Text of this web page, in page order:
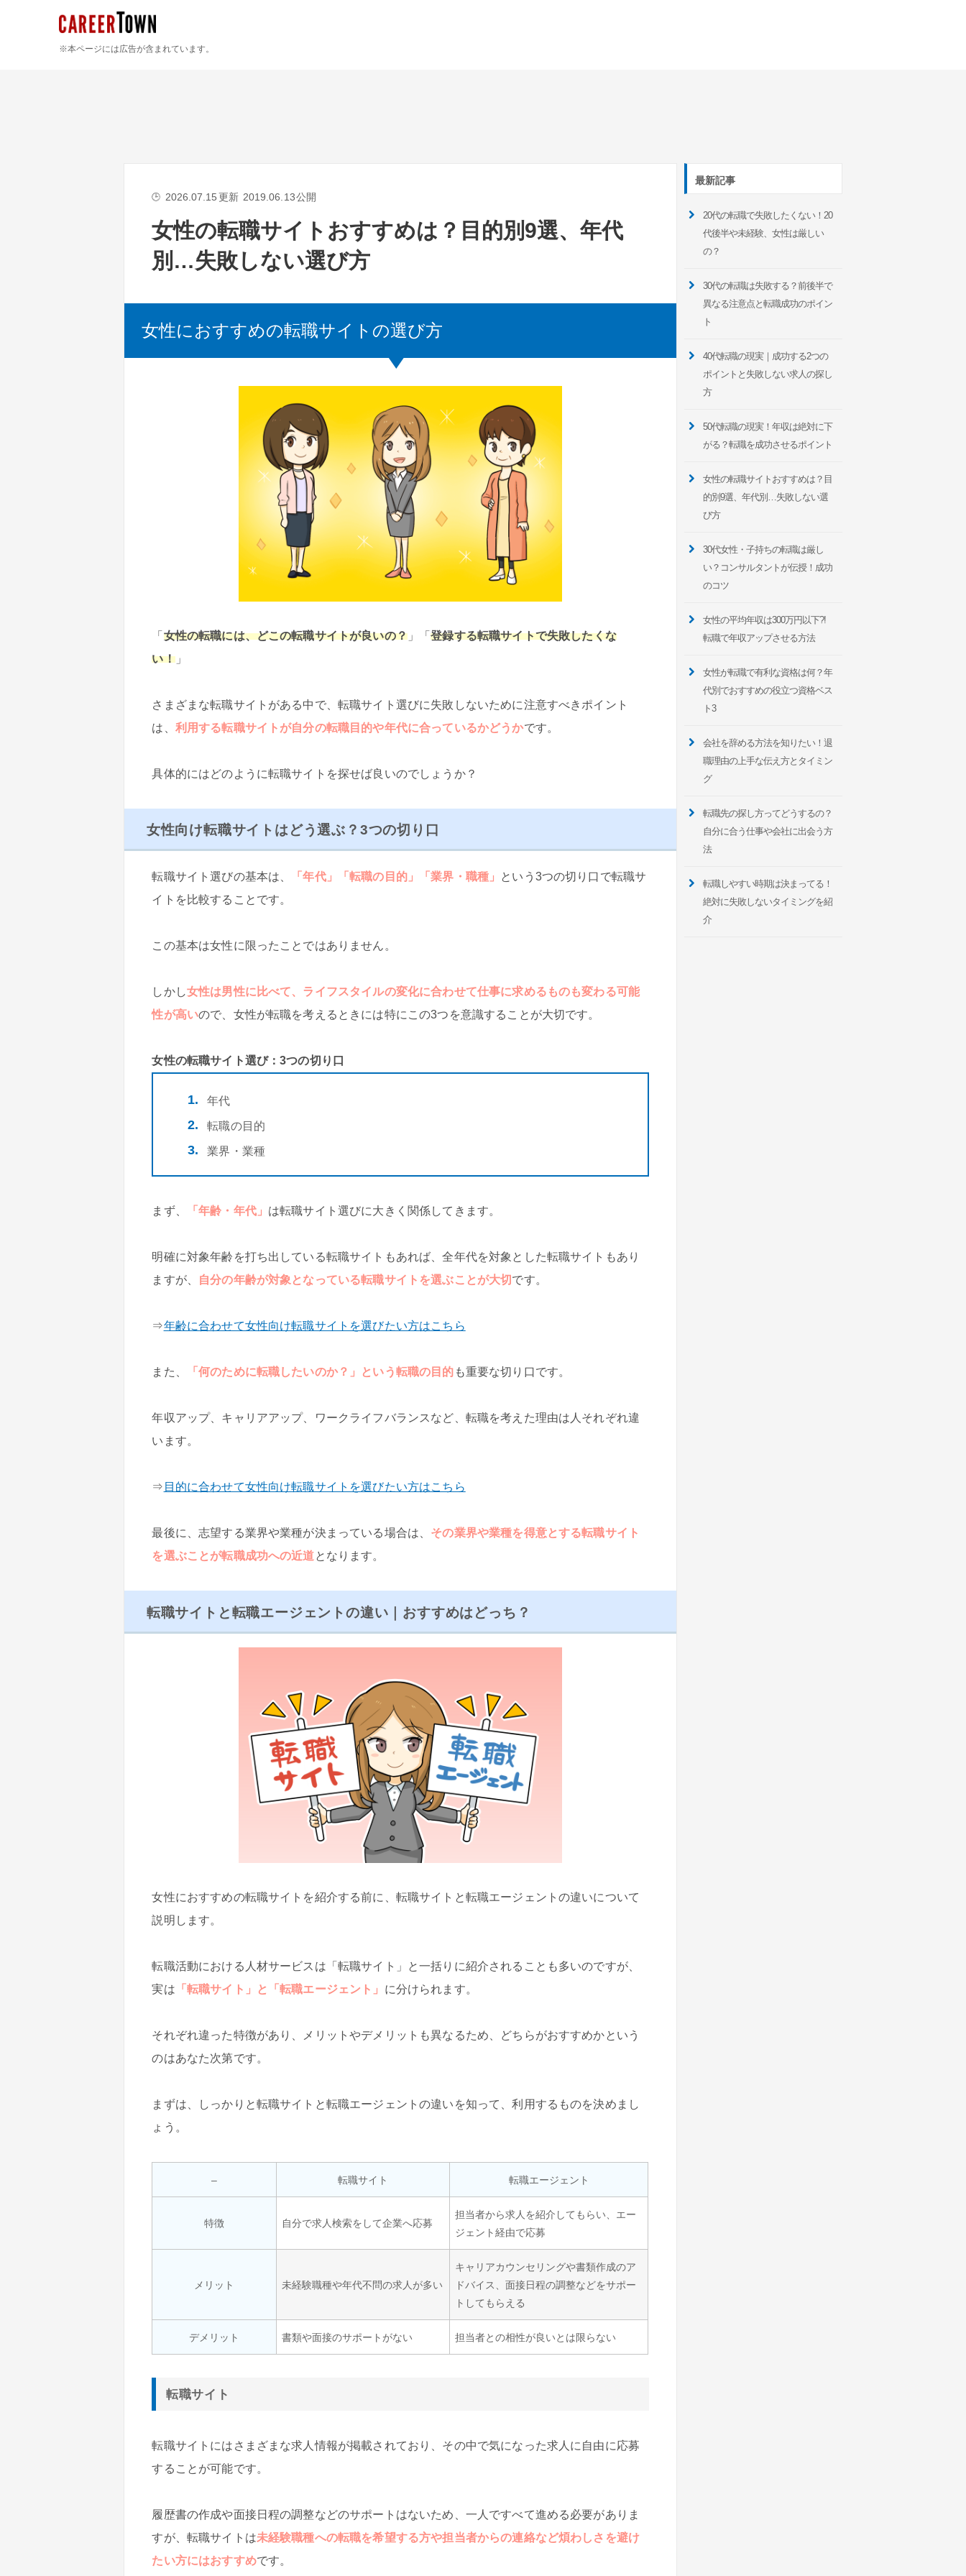
※本ページには広告が含まれています。
🕒 2026.07.15更新 2019.06.13公開
女性の転職サイトおすすめは？目的別9選、年代
別…失敗しない選び方
女性におすすめの転職サイトの選び方
「 女性の転職には、どこの転職サイトが良いの？」「登録する転職サイトで失敗したくな
い！」
さまざまな転職サイトがある中で、転職サイト選びに失敗しないために注意すべきポイント
は、 利用する転職サイトが自分の転職目的や年代に合っているかどうかです。
具体的にはどのように転職サイトを探せば良いのでしょうか？
女性向け転職サイトはどう選ぶ？3つの切り口
転職サイト選びの基本は、 「年代」「転職の目的」「業界・職種」
という3つの切り口で転職サ
イトを比較することです。
この基本は女性に限ったことではありません。
しかし女性は男性に比べて、ライフスタイルの変化に合わせて仕事に求めるものも変わる可能
性が高いので、女性が転職を考えるときには特にこの3つを意識することが大切です。
女性の転職サイト選び：3つの切り口
年代
転職の目的
業界・業種
まず、 「年齢・年代」 は転職サイト選びに大きく関係してきます。
明確に対象年齢を打ち出している転職サイトもあれば、全年代を対象とした転職サイトもあり
ますが、
自分の年齢が対象となっている転職サイトを選ぶことが大切 です。
⇒年齢に合わせて女性向け転職サイトを選びたい方はこちら
また、 「何のために転職したいのか？」という転職の目的 も重要な切り口です。
年収アップ、キャリアアップ、ワークライフバランスなど、転職を考えた理由は人それぞれ違
います。
⇒ 目的に合わせて女性向け転職サイトを選びたい方はこちら
最後に、志望する業界や業種が決まっている場合は、 その業界や業種を得意とする転職サイト
を選ぶことが転職成功への近道となります。
転職サイトと転職エージェントの違い｜おすすめはどっち？
女性におすすめの転職サイトを紹介する前に、転職サイトと転職エージェントの違いについて
説明します。
転職活動における人材サービスは「転職サイト」と一括りに紹介されることも多いのですが、
実は 「転職サイト」と「転職エージェント」 に分けられます。
それぞれ違った特徴があり、メリットやデメリットも異なるため、どちらがおすすめかという
のはあなた次第です。
まずは、しっかりと転職サイトと転職エージェントの違いを知って、利用するものを決めまし
ょう。
– 転職サイト 転職エージェント
特徴 自分で求人検索をして企業へ応募
担当者から求人を紹介してもらい、エー
ジェント経由で応募
メリット 未経験職種や年代不問の求人が多い
キャリアカウンセリングや書類作成のア
ドバイス、面接日程の調整などをサポー
トしてもらえる
デメリット 書類や面接のサポートがない 担当者との相性が良いとは限らない
転職サイト
転職サイトにはさまざまな求人情報が掲載されており、その中で気になった求人に自由に応募
することが可能です。
履歴書の作成や面接日程の調整などのサポートはないため、一人ですべて進める必要がありま
すが、転職サイトは未経験職種への転職を希望する方や担当者からの連絡など煩わしさを避け
たい方にはおすすめです。
最新記事
20代の転職で失敗したくない！20
代後半や未経験、女性は厳しい
の？
30代の転職は失敗する？前後半で
異なる注意点と転職成功のポイン
ト
40代転職の現実｜成功する2つの
ポイントと失敗しない求人の探し
方
50代転職の現実！年収は絶対に下
がる？転職を成功させるポイント
女性の転職サイトおすすめは？目
的別9選、年代別…失敗しない選
び方
30代女性・子持ちの転職は厳し
い？コンサルタントが伝授！成功
のコツ
女性の平均年収は300万円以下?!
転職で年収アップさせる方法
女性が転職で有利な資格は何？年
代別でおすすめの役立つ資格ベス
ト3
会社を辞める方法を知りたい！退
職理由の上手な伝え方とタイミン
グ
転職先の探し方ってどうするの？
自分に合う仕事や会社に出会う方
法
転職しやすい時期は決まってる！
絶対に失敗しないタイミングを紹
介